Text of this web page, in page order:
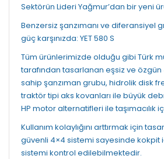
Sektörün Lideri Yağmur’dan bir yeni
Benzersiz şanzımanı ve diferansiyel
güç karşınızda: YET 580 S
Tüm ürünlerimizde olduğu gibi Türk
tarafından tasarlanan eşsiz ve özgün
sahip şanzıman grubu, hidrolik disk
traktör tipi aks kovanları ile büyük
HP motor alternatifleri ile taşımacılık
Kullanım kolaylığını arttırmak için
güvenli 4×4 sistemi sayesinde kokpit
sistemi kontrol edilebilmektedir.